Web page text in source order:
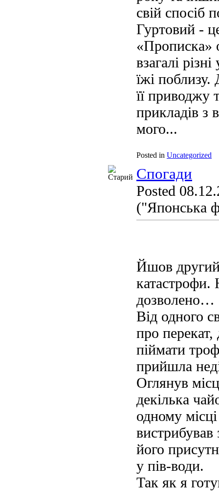
свій спосіб
Гуртовий -
«Прописка»
взагалі
їжі
її приводжу
прикладів з
мого...
Posted in Uncategorized
Спогади
Posted
("Японська
Йшов
катастрофи.
дозволено…
Від одного
про
піймати
прийшла
Оглянув
декілька
одному
вистрибував
його
у пів-води.
Так як я